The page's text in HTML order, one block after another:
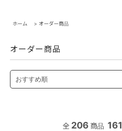
ホーム > オーダー商品
オーダー商品
全 206 商品 161